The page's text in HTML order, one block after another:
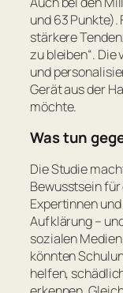
und 63 Punkte).
stärkere
zu bleiben“. Die
und
Gerät aus der
möchte.
Was tun
Die Studie
Bewusstsein
Expertinnen
Aufklärung –
sozialen
könnten
helfen,